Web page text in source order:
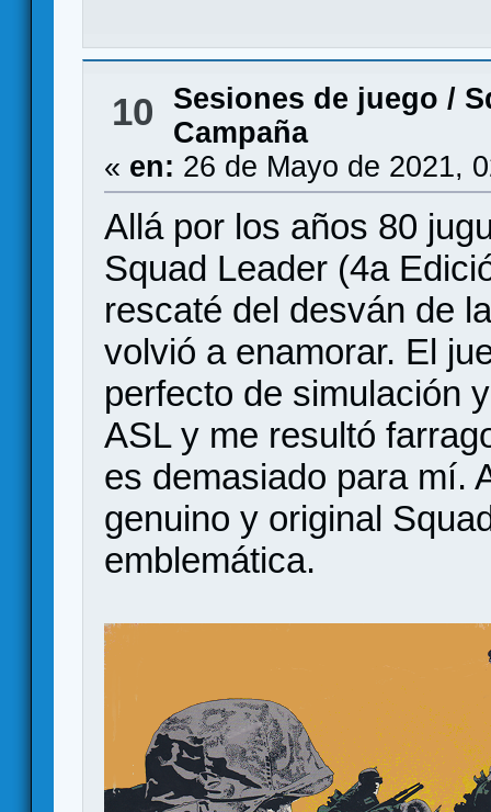
10 Sesiones de juego /
Campaña
« en: 26 de Mayo de 2021,
Allá por los años 80
Squad Leader (4a
rescaté del desván de
volvió a enamorar. El
perfecto de simulación
ASL y me resultó
es demasiado para mí.
genuino y original
emblemática.